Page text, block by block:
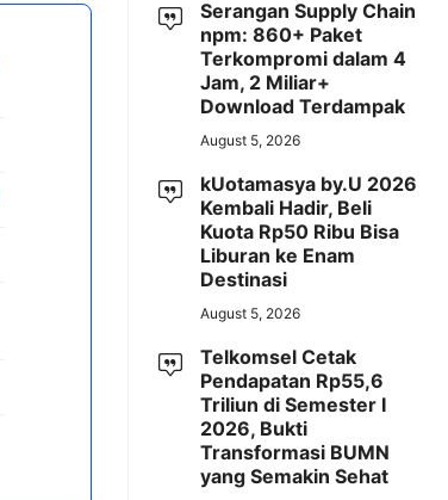
Serangan Supply Chain
npm: 860+ Paket
Terkompromi dalam 4
Jam, 2 Miliar+
Download Terdampak
August 5, 2026
kUotamasya by.U 2026
Kembali Hadir, Beli
Kuota Rp50 Ribu Bisa
Liburan ke Enam
Destinasi
August 5, 2026
Telkomsel Cetak
Pendapatan Rp55,6
Triliun di Semester I
2026, Bukti
Transformasi BUMN
yang Semakin Sehat